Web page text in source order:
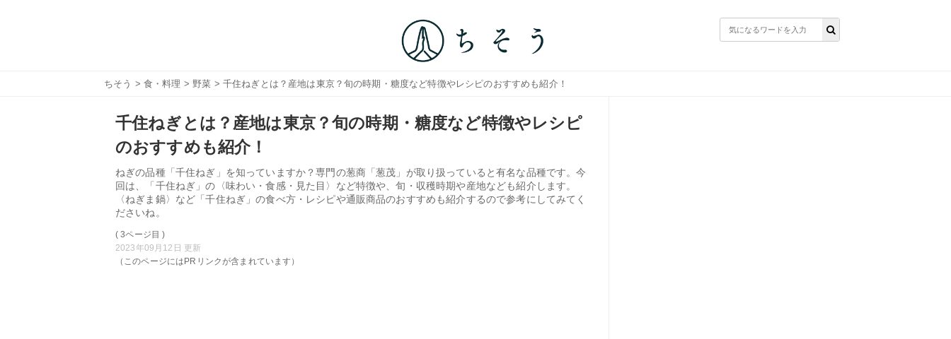
ちそう > 食・料理 > 野菜 > 千住ねぎとは？産地は東京？旬の時期・糖度など特徴やレシピのおすすめも紹介！
千住ねぎとは？産地は東京？旬の時期・糖度など特徴やレシピ
のおすすめも紹介！
ねぎの品種「千住ねぎ」を知っていますか？専門の葱商「葱茂」が取り扱っていると有名な品種です。今
回は、「千住ねぎ」の〈味わい・食感・見た目〉など特徴や、旬・収穫時期や産地なども紹介します。
〈ねぎま鍋〉など「千住ねぎ」の食べ方・レシピや通販商品のおすすめも紹介するので参考にしてみてく
ださいね。
( 3ページ目 )
2023年09月12日 更新
（このページにはPRリンクが含まれています）